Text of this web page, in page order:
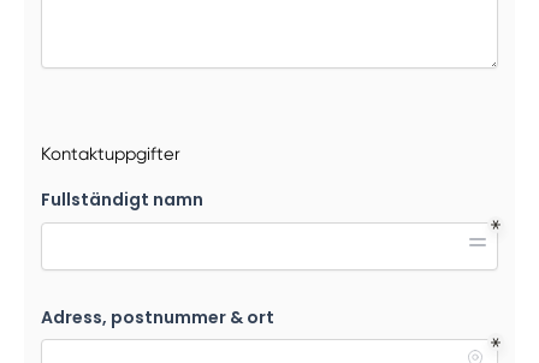
Kontaktuppgifter
Fullständigt namn
Adress, postnummer & ort